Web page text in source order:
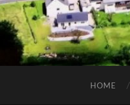
HOME